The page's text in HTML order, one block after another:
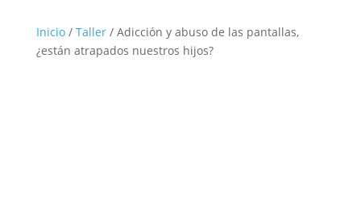
Inicio/ Taller/ Adicción y abuso de las pantallas,
¿están atrapados nuestros hijos?